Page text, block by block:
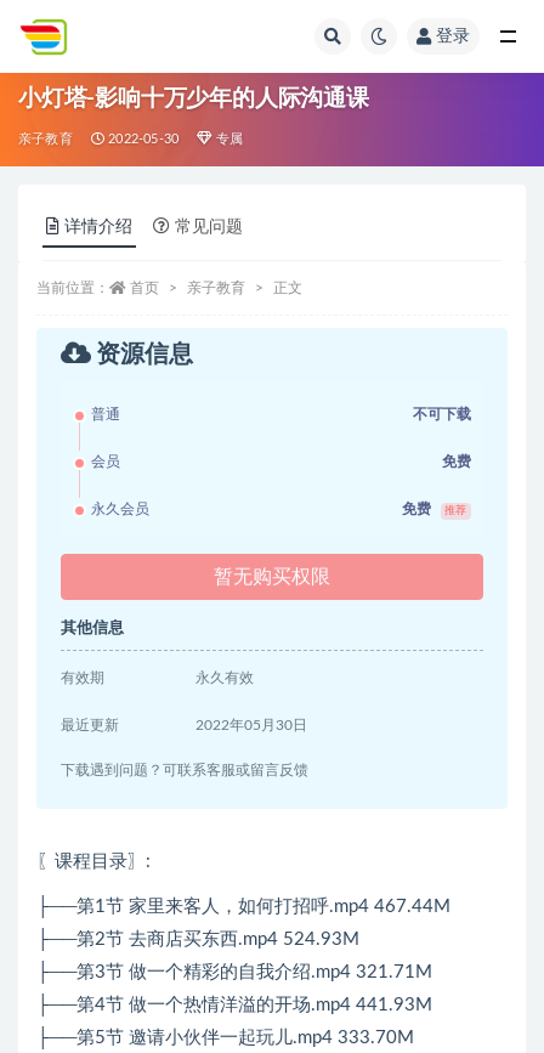
登录
小灯塔-影响十万少年的人际沟通课
亲子教育 2022-05-30 专属
详情介绍 常见问题
当前位置： 首页 亲子教育 正文
资源信息
普通 不可下载
会员 免费
永久会员 免费 推荐
暂无购买权限
其他信息
有效期 永久有效
最近更新 2022年05月30日
下载遇到问题？可联系客服或留言反馈
〖课程目录〗 :
├──第1节 家里来客人，如何打招呼.mp4 467.44M
├──第2节 去商店买东西.mp4 524.93M
├──第3节 做一个精彩的自我介绍.mp4 321.71M
├──第4节 做一个热情洋溢的开场.mp4 441.93M
├──第5节 邀请小伙伴一起玩儿.mp4 333.70M